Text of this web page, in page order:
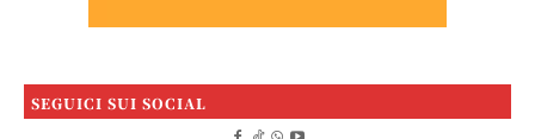
SEGUICI SUI SOCIAL